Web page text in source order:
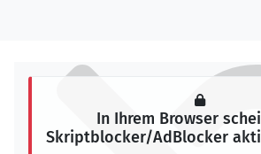
In Ihrem Browser
Skriptblocker/AdBlocker